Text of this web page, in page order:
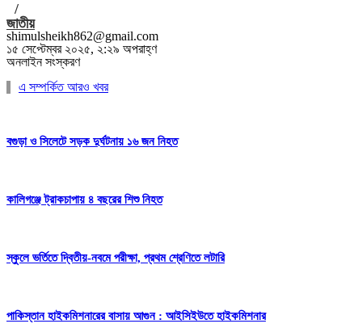
/
জাতীয়
shimulsheikh862@gmail.com
১৫ সেপ্টেম্বর ২০২৫, ২:২৯ অপরাহ্ণ
অনলাইন সংস্করণ
এ সম্পর্কিত আরও খবর
বগুড়া ও সিলেটে সড়ক দুর্ঘটনায় ১৬ জন নিহত
কালিগঞ্জে ট্রাকচাপায় ৪ বছরের শিশু নিহত
স্কুলে ভর্তিতে দ্বিতীয়-নবমে পরীক্ষা, প্রথম শ্রেণিতে লটারি
পাকিস্তান হাইকমিশনারের বাসায় আগুন : আইসিইউতে হাইকমিশনার